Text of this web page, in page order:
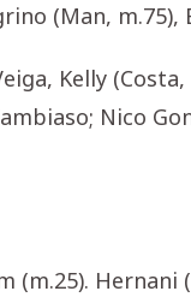
(Man, m.75),
Kelly
Nico
Hernani